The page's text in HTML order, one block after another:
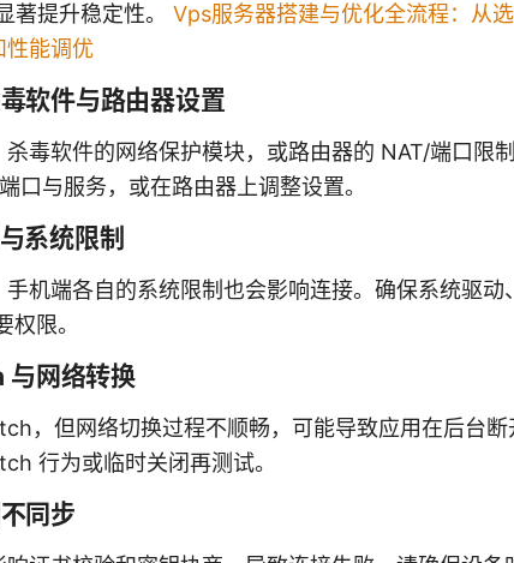
著提升稳定性。 Vps服务器搭建与优化全流程：从
性能调优
软件与路由器设置
毒软件的网络保护模块，或路由器的 NAT/端口限
口与服务，或在路由器上调整设置。
系统限制
机端各自的系统限制也会影响连接。确保系统驱动
限。
网络转换
，但网络切换过程不顺畅，可能导致应用在后台断
行为或临时关闭再测试。
同步